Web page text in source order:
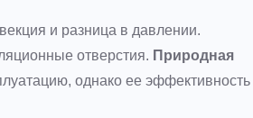
и разница в давлении.
отверстия. Природная
однако ее эффективность